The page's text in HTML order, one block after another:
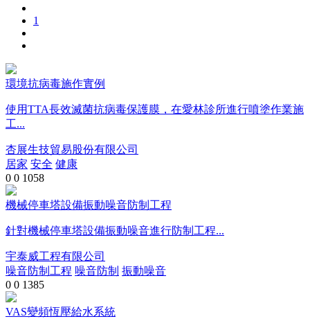
1
環境抗病毒施作實例
使用TTA長效滅菌抗病毒保護膜，在愛林診所進行噴塗作業施
工...
杏展生技貿易股份有限公司
居家 安全 健康
0 0 1058
機械停車塔設備振動噪音防制工程
針對機械停車塔設備振動噪音進行防制工程...
宇泰威工程有限公司
噪音防制工程 噪音防制 振動噪音
0 0 1385
VAS變頻恆壓給水系統